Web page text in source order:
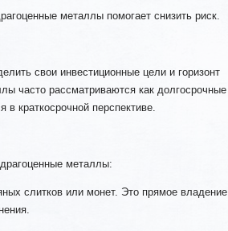
металлы помогает снизить риск.
свои инвестиционные цели и горизонт
часто рассматриваются как долгосрочные
в краткосрочной перспективе.
металлы:
слитков или монет. Это прямое владение